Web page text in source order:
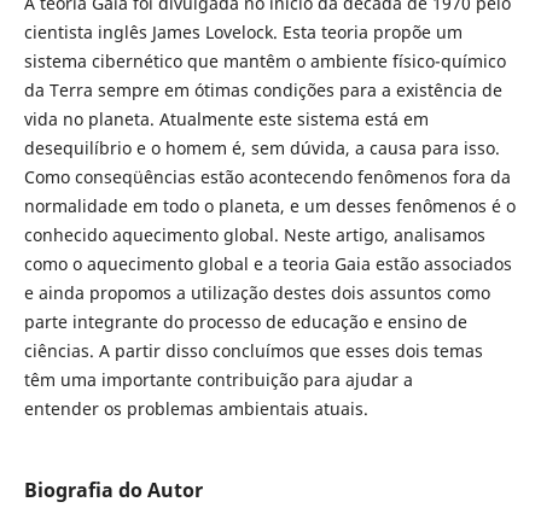
cientista inglês James Lovelock. Esta teoria propõe um
sistema cibernético que mantêm o ambiente físico-químico
da Terra sempre em ótimas condições para a existência de
vida no planeta. Atualmente este sistema está em
desequilíbrio e o homem é, sem dúvida, a causa para isso.
Como conseqüências estão acontecendo fenômenos fora da
normalidade em todo o planeta, e um desses fenômenos é o
conhecido aquecimento global. Neste artigo, analisamos
como o aquecimento global e a teoria Gaia estão associados
e ainda propomos a utilização destes dois assuntos como
parte integrante do processo de educação e ensino de
ciências. A partir disso concluímos que esses dois temas
têm uma importante contribuição para ajudar a
entender os problemas ambientais atuais.
Biografia do Autor